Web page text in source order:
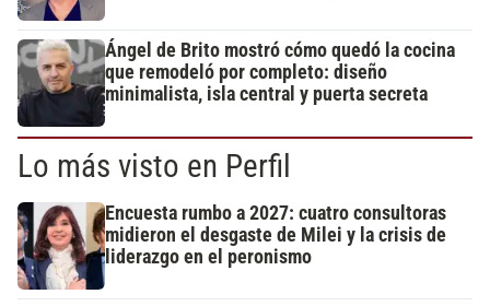
Ángel de Brito mostró cómo quedó la cocina
que remodeló por completo: diseño
minimalista, isla central y puerta secreta
Lo más visto en Perfil
Encuesta rumbo a 2027: cuatro consultoras
midieron el desgaste de Milei y la crisis de
liderazgo en el peronismo